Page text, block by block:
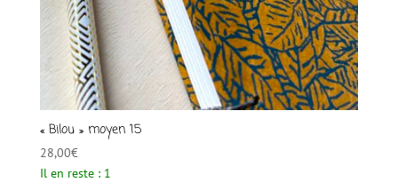
« Bilou » moyen 15
28,00€
Il en reste : 1